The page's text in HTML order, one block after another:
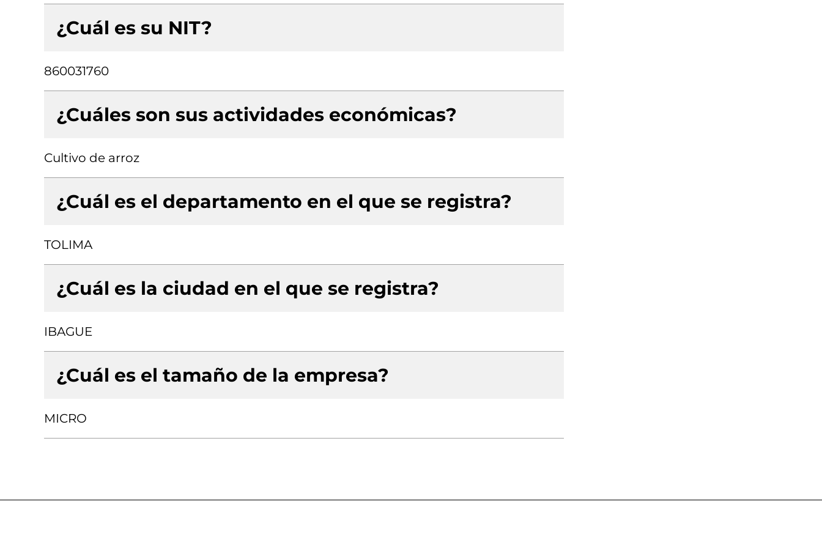
¿Cuál es su NIT?
860031760
¿Cuáles son sus actividades económicas?
Cultivo de arroz
¿Cuál es el departamento en el que se registra?
TOLIMA
¿Cuál es la ciudad en el que se registra?
IBAGUE
¿Cuál es el tamaño de la empresa?
MICRO